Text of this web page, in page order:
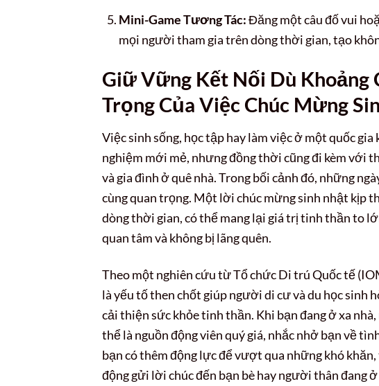
Mini-Game Tương Tác:Đăng một câu đố vui
mọi người tham gia trên dòng thời gian, tạo
Giữ Vững Kết Nối Dù Khoảng
Trọng Của Việc Chúc Mừng
Việc sinh sống, học tập hay làm việc ở một quốc
nghiệm mới mẻ, nhưng đồng thời cũng đi kèm với
và gia đình ở quê nhà. Trong bối cảnh đó, những
cùng quan trọng. Một lời chúc mừng sinh nhật kịp
dòng thời gian, có thể mang lại giá trị tinh thần to
quan tâm và không bị lãng quên.
Theo một nghiên cứu từ Tổ chức Di trú Quốc tế
là yếu tố then chốt giúp người di cư và du học sinh
cải thiện sức khỏe tinh thần. Khi bạn đang ở xa
thể là nguồn động viên quý giá, nhắc nhở bạn về
bạn có thêm động lực để vượt qua những khó
động gửi lời chúc đến bạn bè hay người thân đang